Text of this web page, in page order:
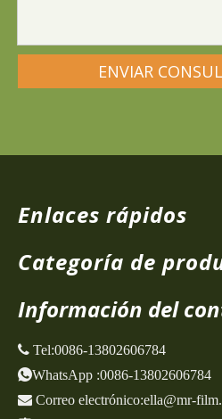
ENVIAR
Enlaces rápidos
Categoría de
Información del
 Tel:0086-13802606784
WhatsApp :0086-13802606784
 Correo electrónico:ella@mr-